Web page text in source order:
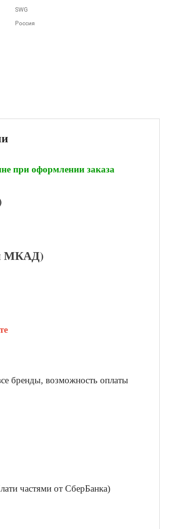
SWG
Россия
при оформлении заказа
МКАД)
бренды, возможность оплаты
частями от СберБанка)